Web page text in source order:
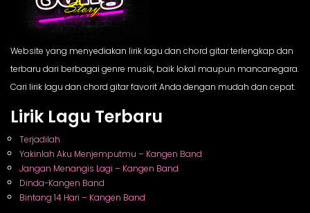
Website yang menyediakan lirik lagu dan chord gitar terlengkap dan
terbaru dari berbagai genre musik, baik lokal maupun mancanegara.
Cari lirik lagu dan chord gitar favorit Anda dengan mudah dan cepat.
Lirik Lagu Terbaru
Terjadilah
Yakinlah Aku Menjemputmu – Kangen Band
Jangan Menangis Lagi – Kangen Band
Dinda-Kangen Band
Bintang 14 Hari – Kangen Band